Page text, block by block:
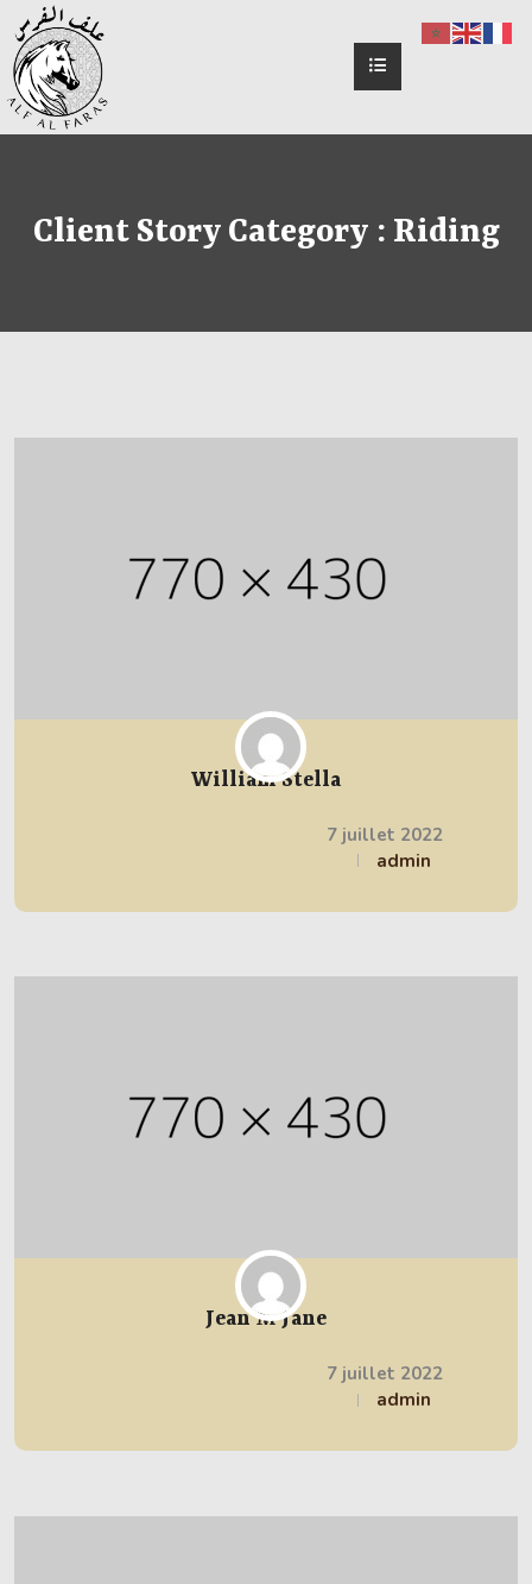
Client Story Category : Riding
William Stella
7 juillet 2022
admin
Jean M Jane
7 juillet 2022
admin